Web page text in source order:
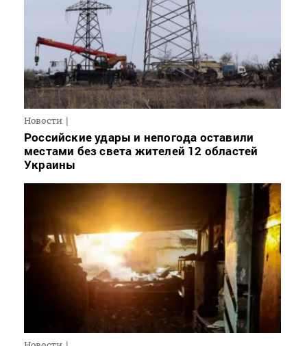
Новости
Российские удары и непогода оставили
местами без света жителей 12 областей
Украины